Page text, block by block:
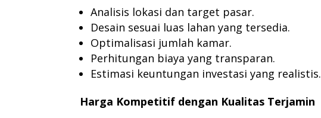
Analisis lokasi dan target pasar.
Desain sesuai luas lahan yang tersedia.
Optimalisasi jumlah kamar.
Perhitungan biaya yang transparan.
Estimasi keuntungan investasi yang realistis.
Harga Kompetitif dengan Kualitas Terjamin